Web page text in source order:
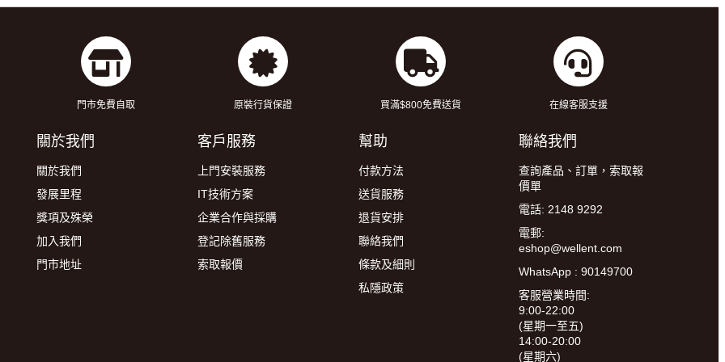
門市免費自取 原裝行貨保證 買滿$800免費送貨 在線客服支援
關於我們
關於我們
發展里程
獎項及殊榮
加入我們
門市地址
客戶服務
上門安裝服務
IT技術方案
企業合作與採購
登記除舊服務
索取報價
幫助
付款方法
送貨服務
退貨安排
聯絡我們
條款及細則
私隱政策
聯絡我們
查詢產品、訂單，索取報
價單
電話: 2148 9292
電郵:
eshop@wellent.com
WhatsApp : 90149700
客服營業時間:
9:00-22:00
(星期一至五)
14:00-20:00
(星期六)